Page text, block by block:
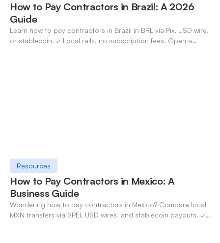
How to Pay Contractors in Brazil: A 2026
Guide
Learn how to pay contractors in Brazil in BRL via Pix, USD wire,
or stablecoin. ✓ Local rails, no subscription fees. Open a
Resources
How to Pay Contractors in Mexico: A
Business Guide
Wondering how to pay contractors in Mexico? Compare local
MXN transfers via SPEI, USD wires, and stablecoin payouts. ✓